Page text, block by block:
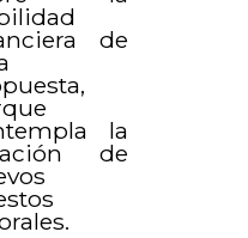
de
la
de